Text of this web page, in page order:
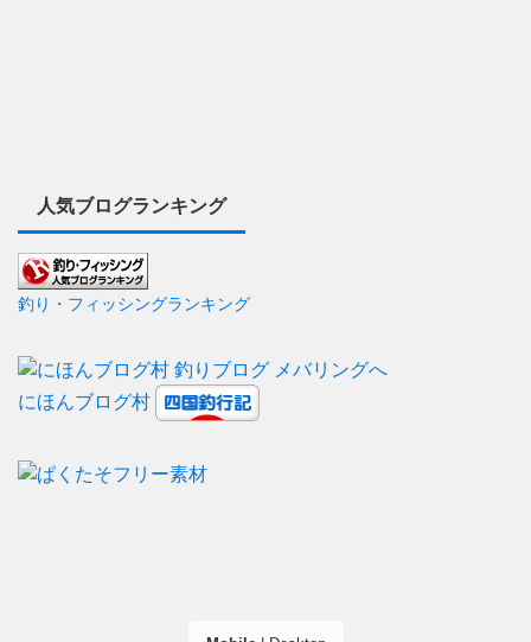
人気ブログランキング
釣り・フィッシングランキング
にほんブログ村